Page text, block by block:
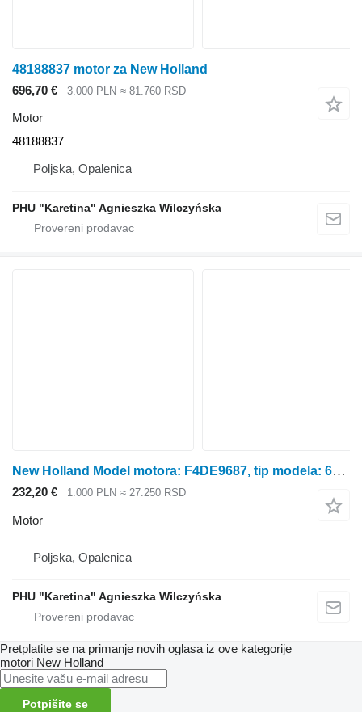
48188837 motor za New Holland
696,70 €
3.000 PLN ≈ 81.760 RSD
Motor
48188837
Poljska, Opalenica
PHU "Karetina" Agnieszka Wilczyńska
New Holland Model motora: F4DE9687, tip modela: 667TA, delovi bloka glavnog vratila za New Holland
232,20 € 1.000 PLN ≈ 27.250 RSD
Motor
Poljska, Opalenica
PHU "Karetina" Agnieszka Wilczyńska
Pretplatite se na primanje novih oglasa iz ove kategorije
motori New Holland
Potpišite se